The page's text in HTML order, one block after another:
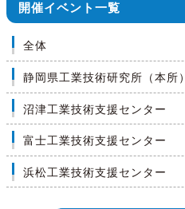
開催イベント一覧
全体
静岡県工業技術研究所（本所）
沼津工業技術支援センター
富士工業技術支援センター
浜松工業技術支援センター